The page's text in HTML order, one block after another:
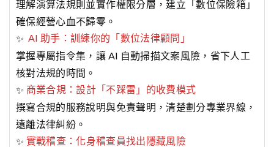
理解演算法規則並實作權限分層，建立「數位保險箱」
確保經營心血不歸零。
✨ AI 助手：訓練你的「數位法律顧問」
掌握專屬指令集，讓 AI 自動掃描文案風險，省下人工
核對法規的時間。
✨ 商業合規：設計「不踩雷」的收費模式
撰寫合規的服務說明與免責聲明，清楚劃分專業界線，
遠離法律糾紛。
✨ 實戰稽查：化身稽查員找出隱藏風險